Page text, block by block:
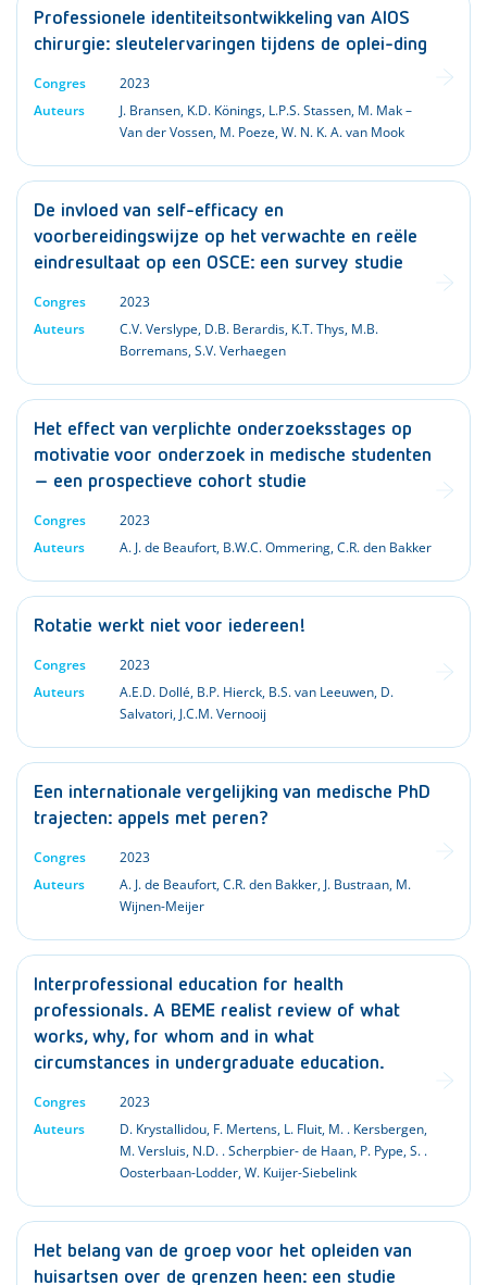
Professionele identiteitsontwikkeling van AIOS
chirurgie: sleutelervaringen tijdens de oplei-ding
Congres
2023
Auteurs
J. Bransen, K.D. Könings, L.P.S. Stassen, M. Mak –
Van der Vossen, M. Poeze,W. N. K. A. van Mook
De invloed van self-efficacy en
voorbereidingswijze op het verwachte en reële
eindresultaat op een OSCE: een survey studie
Congres
2023
Auteurs
C.V. Verslype, D.B. Berardis, K.T. Thys, M.B.
Borremans,S.V. Verhaegen
Het effect van verplichte onderzoeksstages op
motivatie voor onderzoek in medische studenten
– een prospectieve cohort studie
Congres
2023
Auteurs
A. J. de Beaufort, B.W.C. Ommering,C.R. den Bakker
Rotatie werkt niet voor iedereen!
Congres
2023
Auteurs
A.E.D. Dollé, B.P. Hierck, B.S. van Leeuwen, D.
Salvatori, J.C.M. Vernooij
Een internationale vergelijking van medische PhD
trajecten: appels met peren?
Congres
2023
Auteurs
A. J. de Beaufort,C.R. den Bakker, J. Bustraan, M.
Wijnen-Meijer
Interprofessional education for health
professionals. A BEME realist review of what
works, why, for whom and in what
circumstances in undergraduate education.
Congres
2023
Auteurs
D. Krystallidou, F. Mertens, L. Fluit, M. . Kersbergen,
M. Versluis, N.D. . Scherpbier- de Haan, P. Pype,S. .
Oosterbaan-Lodder,W. Kuijer-Siebelink
Het belang van de groep voor het opleiden van
huisartsen over de grenzen heen: een studie